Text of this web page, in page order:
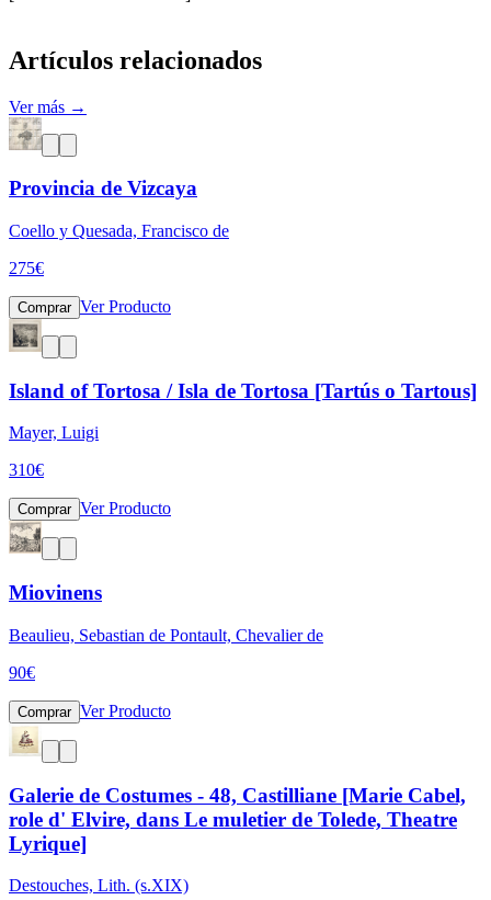
Artículos relacionados
Ver más →
Provincia de Vizcaya
Coello y Quesada, Francisco de
275€
Comprar Ver Producto
Island of Tortosa / Isla de Tortosa [Tartús o Tartous]
Mayer, Luigi
310€
Comprar Ver Producto
Miovinens
Beaulieu, Sebastian de Pontault, Chevalier de
90€
Comprar Ver Producto
Galerie de Costumes - 48, Castilliane [Marie Cabel,
role d' Elvire, dans Le muletier de Tolede, Theatre
Lyrique]
Destouches, Lith. (s.XIX)